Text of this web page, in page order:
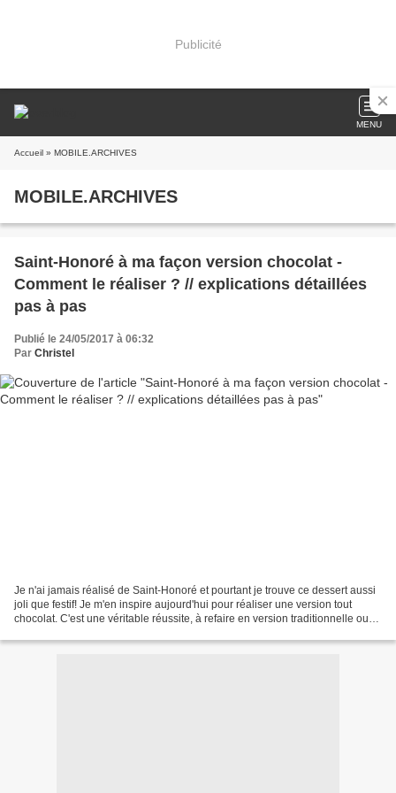
Publicité
MENU
Accueil » MOBILE.ARCHIVES
MOBILE.ARCHIVES
Saint-Honoré à ma façon version chocolat -
Comment le réaliser ? // explications détaillées
pas à pas
Publié le 24/05/2017 à 06:32
Par Christel
Je n'ai jamais réalisé de Saint-Honoré et pourtant je trouve ce dessert aussi
joli que festif! Je m'en inspire aujourd'hui pour réaliser une version tout
chocolat. C'est une véritable réussite, à refaire en version traditionnelle ou